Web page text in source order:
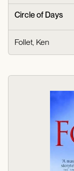
Circle of Days
Follet, Ken